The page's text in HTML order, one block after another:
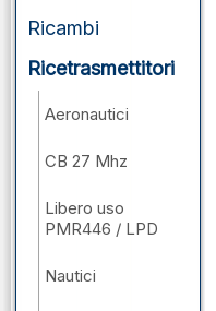
Ricambi
Ricetrasmettitori
Aeronautici
CB 27 Mhz
Libero uso
PMR446 / LPD
Nautici